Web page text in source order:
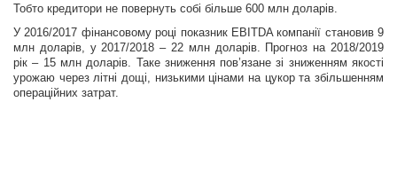
Тобто кредитори не повернуть собі більше 600 млн доларів.
У 2016/2017 фінансовому році показник EBITDA компанії становив 9
млн доларів, у 2017/2018 – 22 млн доларів. Прогноз на 2018/2019
рік – 15 млн доларів. Таке зниження пов’язане зі зниженням якості
урожаю через літні дощі, низькими цінами на цукор та збільшенням
операційних затрат.